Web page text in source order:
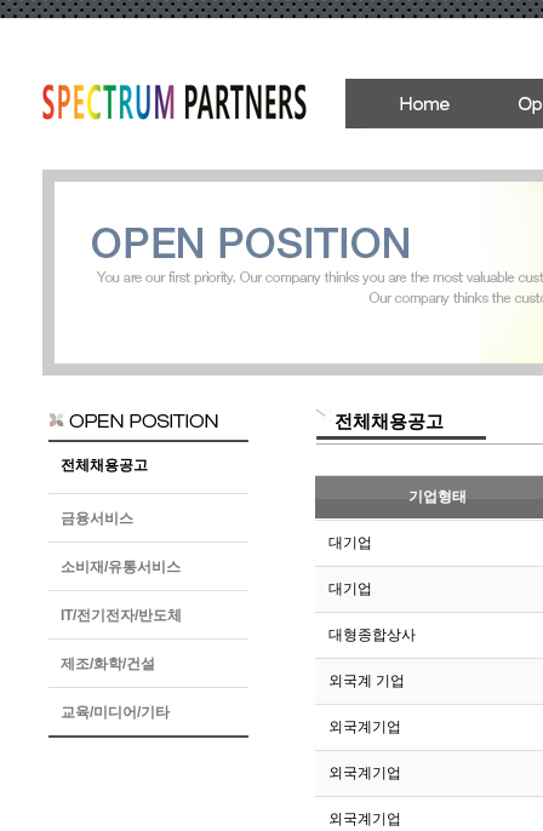
전체채용공고
금융서비스
소비재/유통서비스
IT/전기전자/반도체
제조/화학/건설
교육/미디어/기타
전체채용공고
기업형태
293
대기업
292
대기업
291
대형종합상사
290
외국계 기업
289
외국계기업
288
외국계기업
287
외국계기업